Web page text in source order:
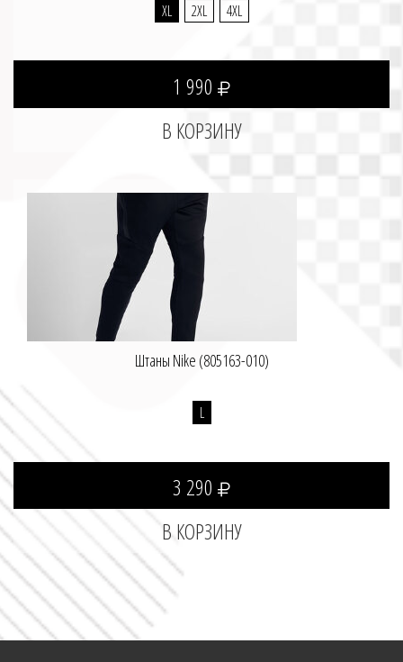
XL 2XL 4XL
1 990
Штаны Nike (805163-010)
L
3 290